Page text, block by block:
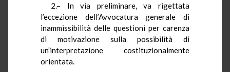
2.– In via preliminare, va rigettata
l’eccezione dell’Avvocatura generale di
inammissibilità delle questioni per carenza
di motivazione sulla possibilità di
un’interpretazione costituzionalmente
orientata.